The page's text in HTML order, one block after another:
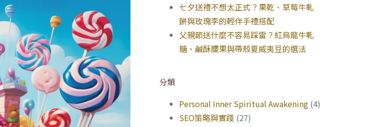
七夕送禮不想太正式？果乾、草莓牛軋
餅與玫瑰李的輕伴手禮搭配
父親節送什麼不容易踩雷？紅烏龍牛軋
糖、鹹酥腰果與帶殼夏威夷豆的選法
分類
Personal Inner Spiritual Awakening (4)
SEO策略與實踐 (27)